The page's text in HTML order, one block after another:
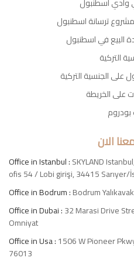
ترسانة اسطنبول
البيع في اسطنبول
التركية
على الجنسية التركية
على الخريطة
بودروم
الان
Office in Istanbul :SKYLAND
ofis 54 / Lobi girişi, 34415 Sarıyer/
Office in Bodrum :Bodrum Yalıkavak
Office in Dubai :32 Marasi Drive
Omniyat
Office in Usa :1506 W Pioneer
76013